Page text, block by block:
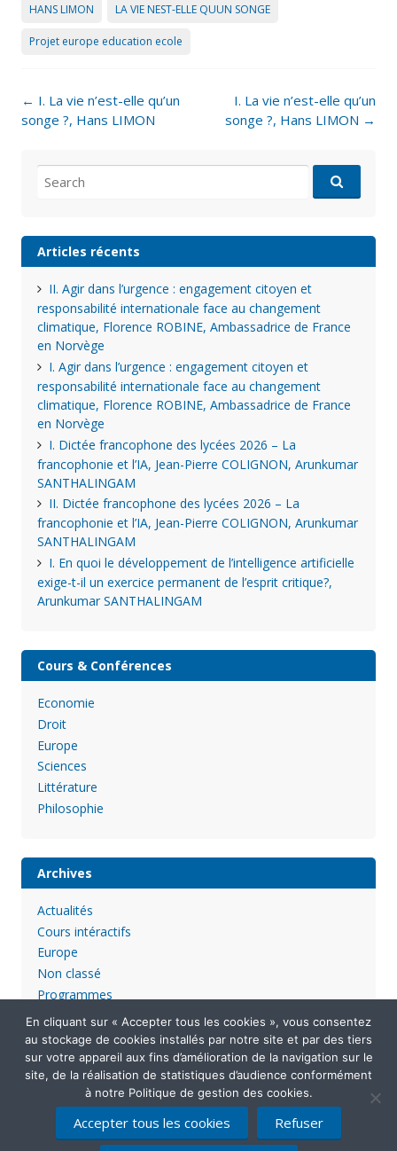
HANS LIMON LA VIE NEST-ELLE QUUN SONGE
Projet europe education ecole
Post
navigation
← I. La vie n’est-elle qu’un
songe ?, Hans LIMON
I. La vie n’est-elle qu’un
songe ?, Hans LIMON →
for:
Articles récents
II. Agir dans l’urgence : engagement citoyen et
responsabilité internationale face au changement
climatique, Florence ROBINE, Ambassadrice de France
en Norvège
I. Agir dans l’urgence : engagement citoyen et
responsabilité internationale face au changement
climatique, Florence ROBINE, Ambassadrice de France
en Norvège
I. Dictée francophone des lycées 2026 – La
francophonie et l’IA, Jean-Pierre COLIGNON, Arunkumar
SANTHALINGAM
II. Dictée francophone des lycées 2026 – La
francophonie et l’IA, Jean-Pierre COLIGNON, Arunkumar
SANTHALINGAM
I. En quoi le développement de l’intelligence artificielle
exige-t-il un exercice permanent de l’esprit critique?,
Arunkumar SANTHALINGAM
Cours & Conférences
Economie
Droit
Europe
Sciences
Littérature
Philosophie
Archives
Actualités
Cours intéractifs
Europe
Non classé
Programmes
Mentions légales Politique de confidentialité
En cliquant sur « Accepter tous les cookies », vous consentez
au stockage de cookies installés par notre site et par des tiers
sur votre appareil aux fins d’amélioration de la navigation sur le
site, de la réalisation de statistiques d’audience conformément
à notre Politique de gestion des cookies.
Accepter tous les cookies Refuser